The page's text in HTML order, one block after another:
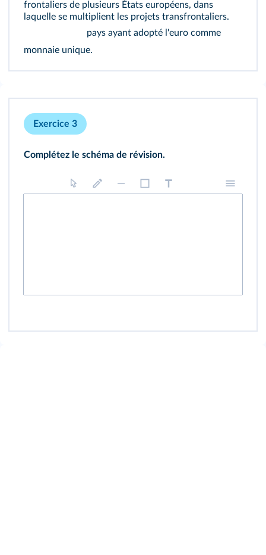
frontaliers de plusieurs États européens, dans
laquelle se multiplient les projets transfrontaliers.
pays ayant adopté l'euro comme
monnaie unique.
Exercice 3
Complétez le schéma de révision.